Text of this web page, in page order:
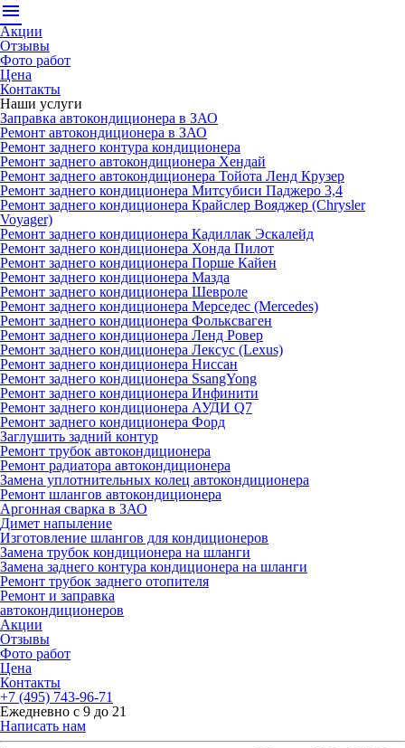
menu
Акции
Отзывы
Фото работ
Цена
Контакты
Наши услуги
Заправка автокондиционера в ЗАО
Ремонт автокондиционера в ЗАО
Ремонт заднего контура кондиционера
Ремонт заднего автокондиционера Хендай
Ремонт заднего автокондиционера Тойота Ленд Крузер
Ремонт заднего кондиционера Митсубиси Паджеро 3,4
Ремонт заднего кондиционера Крайслер Вояджер (Chrysler
Voyager)
Ремонт заднего кондиционера Кадиллак Эскалейд
Ремонт заднего кондиционера Хонда Пилот
Ремонт заднего кондиционера Порше Кайен
Ремонт заднего кондиционера Мазда
Ремонт заднего кондиционера Шевроле
Ремонт заднего кондиционера Мерседес (Mercedes)
Ремонт заднего кондиционера Фольксваген
Ремонт заднего кондиционера Ленд Ровер
Ремонт заднего кондиционера Лексус (Lexus)
Ремонт заднего кондиционера Ниссан
Ремонт заднего кондиционера SsangYong
Ремонт заднего кондиционера Инфинити
Ремонт заднего кондиционера АУДИ Q7
Ремонт заднего кондиционера Форд
Заглушить задний контур
Ремонт трубок автокондиционера
Ремонт радиатора автокондиционера
Замена уплотнительных колец автокондиционера
Ремонт шлангов автокондиционера
Аргонная сварка в ЗАО
Димет напыление
Изготовление шлангов для кондиционеров
Замена трубок кондиционера на шланги
Замена заднего контура кондиционера на шланги
Ремонт трубок заднего отопителя
Ремонт и заправка
автокондиционеров
Акции
Отзывы
Фото работ
Цена
Контакты
+7 (495) 743-96-71
Ежедневно с 9 до 21
Написать нам